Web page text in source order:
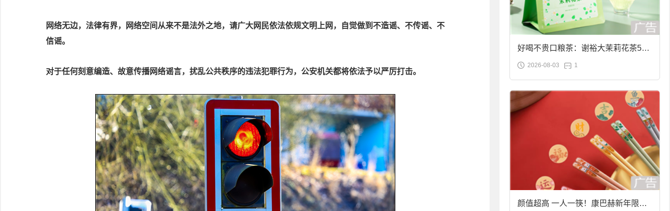
网络无边，法律有界，网络空间从来不是法外之地，请广大网民依法依规文明上网，自觉做到不造谣、不传谣、不
信谣。
对于任何刻意编造、故意传播网络谣言，扰乱公共秩序的违法犯罪行为，公安机关都将依法予以严厉打击。
好喝不贵口粮茶：谢裕大茉莉花茶50g
袋装9.9元到手
2026-08-03 1
颜值超高 一人一筷！康巴赫新年限定